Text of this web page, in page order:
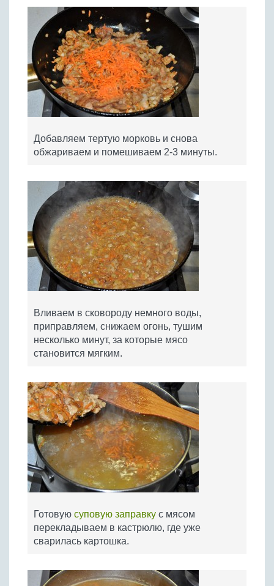
Добавляем тертую морковь и снова
обжариваем и помешиваем 2-3 минуты.
Вливаем в сковороду немного воды,
приправляем, снижаем огонь, тушим
несколько минут, за которые мясо
становится мягким.
Готовую суповую заправку с мясом
перекладываем в кастрюлю, где уже
сварилась картошка.